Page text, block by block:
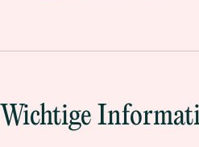
Wichtige